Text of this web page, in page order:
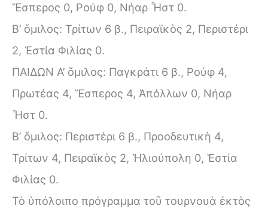
Ἕσπερος 0, Ρούφ 0, Νήαρ Ἦστ 0.
Β’ ὅμιλος: Τρίτων 6 β., Πειραϊκὸς 2, Περιστέρι
2, Ἑστία Φιλίας 0.
ΠΑΙΔΩΝ Α’ ὅμιλος: Παγκράτι 6 β., Ρούφ 4,
Πρωτέας 4, Ἕσπερος 4, Ἀπόλλων 0, Νήαρ
Ἦστ 0.
Β’ ὅμιλος: Περιστέρι 6 β., Προοδευτικὴ 4,
Τρίτων 4, Πειραϊκὸς 2, Ἡλιούπολη 0, Ἑστία
Φιλίας 0.
Τὸ ὑπόλοιπο πρόγραμμα τοῦ τουρνουὰ ἐκτὸς